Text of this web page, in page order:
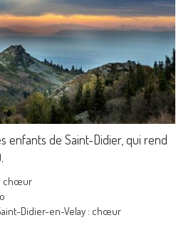
enfants de Saint-Didier, qui rend
chœur
Didier-en-Velay : chœur